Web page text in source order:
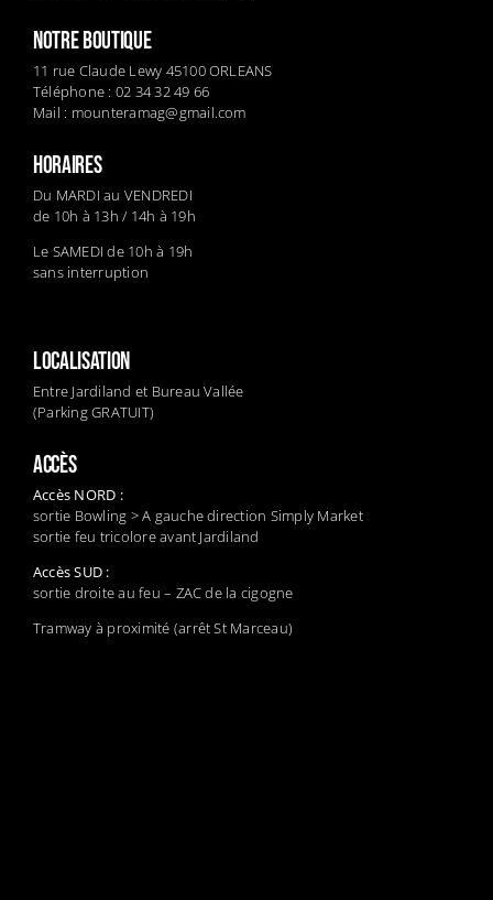
NOTRE BOUTIQUE
11 rue Claude Lewy 45100 ORLEANS
Téléphone : 02 34 32 49 66
Mail : mounteramag@gmail.com
HORAIRES
Du MARDI au VENDREDI
de 10h à 13h / 14h à 19h
Le SAMEDI de 10h à 19h
sans interruption
LOCALISATION
Entre Jardiland et Bureau Vallée
(Parking GRATUIT)
ACCÈS
Accès NORD :
sortie Bowling > A gauche direction Simply Market
sortie feu tricolore avant Jardiland
Accès SUD :
sortie droite au feu – ZAC de la cigogne
Tramway à proximité (arrêt St Marceau)